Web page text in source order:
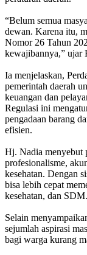
“Belum semua
dewan. Karena itu,
Nomor 26 Tahun
kewajibannya,” ujar
Ia menjelaskan,
pemerintah daerah
keuangan dan
Regulasi ini
pengadaan barang
efisien.
Hj. Nadia menyebut
profesionalisme,
kesehatan. Dengan
bisa lebih cepat
kesehatan, dan SDM.
Selain
sejumlah aspirasi
bagi warga kurang